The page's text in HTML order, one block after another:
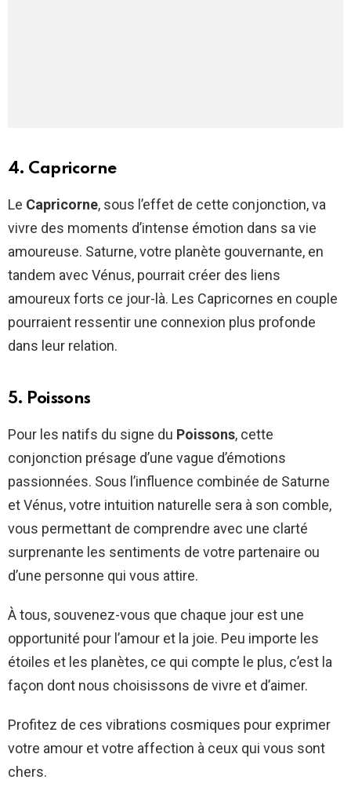
4. Capricorne
Le Capricorne, sous l’effet de cette conjonction, va
vivre des moments d’intense émotion dans sa vie
amoureuse. Saturne, votre planète gouvernante, en
tandem avec Vénus, pourrait créer des liens
amoureux forts ce jour-là. Les Capricornes en couple
pourraient ressentir une connexion plus profonde
dans leur relation.
5. Poissons
Pour les natifs du signe du Poissons, cette
conjonction présage d’une vague d’émotions
passionnées. Sous l’influence combinée de Saturne
et Vénus, votre intuition naturelle sera à son comble,
vous permettant de comprendre avec une clarté
surprenante les sentiments de votre partenaire ou
d’une personne qui vous attire.
À tous, souvenez-vous que chaque jour est une
opportunité pour l’amour et la joie. Peu importe les
étoiles et les planètes, ce qui compte le plus, c’est la
façon dont nous choisissons de vivre et d’aimer.
Profitez de ces vibrations cosmiques pour exprimer
votre amour et votre affection à ceux qui vous sont
chers.